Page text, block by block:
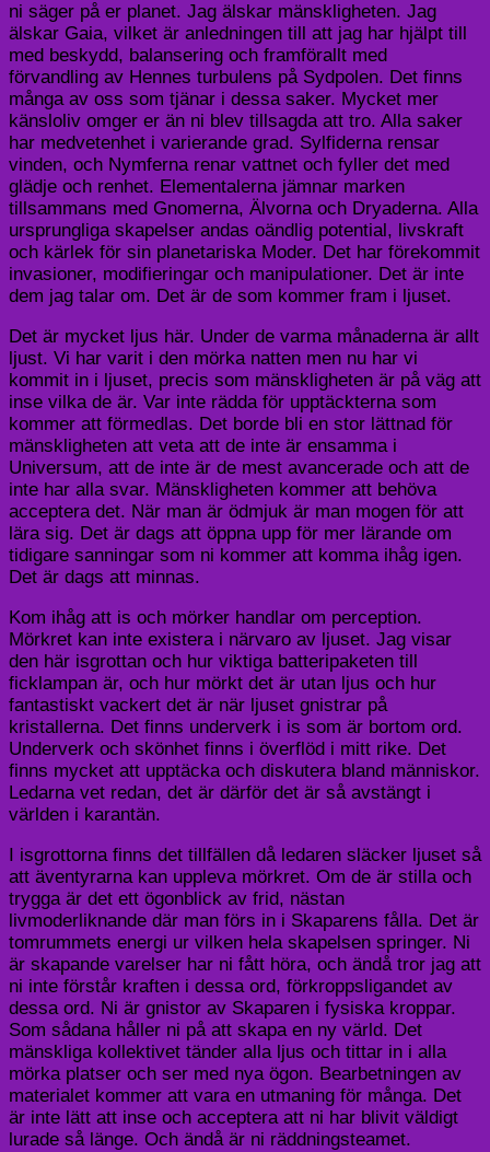
ni säger på er planet. Jag älskar mänskligheten. Jag
älskar Gaia, vilket är anledningen till att jag har hjälpt till
med beskydd, balansering och framförallt med
förvandling av Hennes turbulens på Sydpolen. Det finns
många av oss som tjänar i dessa saker. Mycket mer
känsloliv omger er än ni blev tillsagda att tro. Alla saker
har medvetenhet i varierande grad. Sylfiderna rensar
vinden, och Nymferna renar vattnet och fyller det med
glädje och renhet. Elementalernajämnar marken
tillsammans med Gnomerna, Älvorna och Dryaderna. Alla
ursprungliga skapelser andas oändlig potential, livskraft
och kärlek för sin planetariska Moder. Det har förekommit
invasioner, modifieringar och manipulationer. Det är inte
dem jag talar om. Det är de som kommer fram i ljuset.
Det är mycket ljus här. Under de varma månaderna är allt
ljust. Vi har varit i den mörka natten men nu har vi
kommit in i ljuset, precis som mänskligheten är på väg att
inse vilka de är. Var inte rädda för upptäckterna som
kommer att förmedlas. Det borde bli en stor lättnad för
mänskligheten att veta att de inte är ensamma i
Universum, att de inte är de mest avancerade och att de
inte har alla svar. Mänskligheten kommer att behöva
acceptera det. När man är ödmjuk är man mogen för att
lära sig. Det är dags att öppna upp för mer lärande om
tidigare sanningar som ni kommer att komma ihåg igen.
Det är dags att minnas.
Kom ihåg att is och mörker handlar om perception.
Mörkret kan inte existera i närvaro av ljuset. Jag visar
den här isgrottan och hur viktiga batteripaketen till
ficklampan är, och hur mörkt det är utan ljus och hur
fantastiskt vackert det är när ljuset gnistrar på
kristallerna. Det finns underverk i is som är bortom ord.
Underverk och skönhet finns i överflöd i mitt rike. Det
finns mycket att upptäcka och diskutera bland människor.
Ledarna vet redan, det är därför det är så avstängt i
världen i karantän.
I isgrottornafinns det tillfällen då ledaren släcker ljuset så
att äventyrarna kan uppleva mörkret. Om de är stilla och
trygga är det ett ögonblick av frid, nästan
livmoderliknande där man förs in i Skaparens fålla. Det är
tomrummets energi ur vilken hela skapelsen springer. Ni
är skapande varelser har ni fått höra, och ändå tror jag att
ni inte förstår kraften i dessa ord, förkroppsligandet av
dessa ord. Ni är gnistor av Skaparen i fysiska kroppar.
Som sådana håller ni på att skapa en ny värld. Det
mänskliga kollektivet tänder alla ljus och tittar in i alla
mörka platser och ser med nya ögon. Bearbetningen av
materialet kommer att vara en utmaning för många. Det
är inte lätt att inse och acceptera att ni har blivit väldigt
lurade så länge. Och ändå är ni räddningsteamet.